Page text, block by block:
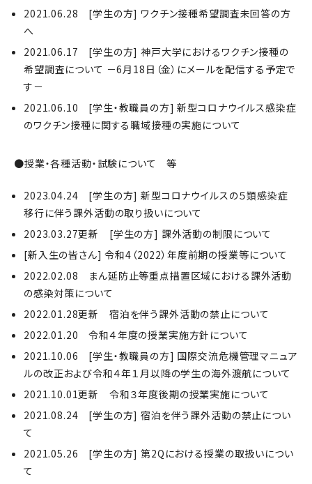
2021.06.28 [学生の方] ワクチン接種希望調査未回答の方
へ
2021.06.17 [学生の方] 神戸大学におけるワクチン接種の
希望調査について －6月18日（金）にメールを配信する予定で
す－
2021.06.10 [学生・教職員の方] 新型コロナウイルス感染症
のワクチン接種に関する職域接種の実施について
●授業・各種活動・試験について 等
2023.04.24 [学生の方] 新型コロナウイルスの５類感染症
移行に伴う課外活動の取り扱いについて
2023.03.27更新 [学生の方] 課外活動の制限について
[新入生の皆さん] 令和4（2022）年度前期の授業等について
2022.02.08 まん延防止等重点措置区域における課外活動
の感染対策について
2022.01.28更新 宿泊を伴う課外活動の禁止について
2022.01.20 令和４年度の授業実施方針について
2021.10.06 [学生・教職員の方] 国際交流危機管理マニュア
ルの改正および令和４年１月以降の学生の海外渡航について
2021.10.01更新 令和３年度後期の授業実施について
2021.08.24 [学生の方] 宿泊を伴う課外活動の禁止につい
て
2021.05.26 [学生の方] 第2Qにおける授業の取扱いについ
て